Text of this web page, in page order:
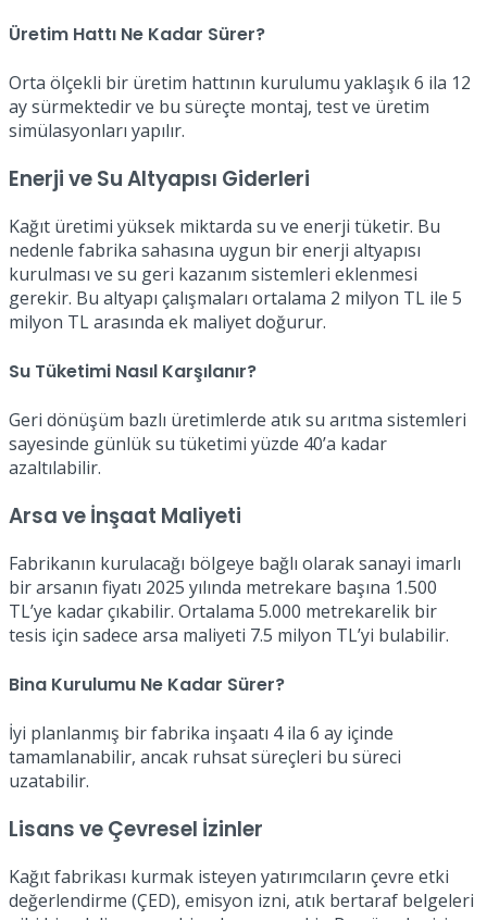
Üretim Hattı Ne Kadar Sürer?
Orta ölçekli bir üretim hattının kurulumu yaklaşık 6 ila 12
ay sürmektedir ve bu süreçte montaj, test ve üretim
simülasyonları yapılır.
Enerji ve Su Altyapısı Giderleri
Kağıt üretimi yüksek miktarda su ve enerji tüketir. Bu
nedenle fabrika sahasına uygun bir enerji altyapısı
kurulması ve su geri kazanım sistemleri eklenmesi
gerekir. Bu altyapı çalışmaları ortalama 2 milyon TL ile 5
milyon TL arasında ek maliyet doğurur.
Su Tüketimi Nasıl Karşılanır?
Geri dönüşüm bazlı üretimlerde atık su arıtma sistemleri
sayesinde günlük su tüketimi yüzde 40’a kadar
azaltılabilir.
Arsa ve İnşaat Maliyeti
Fabrikanın kurulacağı bölgeye bağlı olarak sanayi imarlı
bir arsanın fiyatı 2025 yılında metrekare başına 1.500
TL’ye kadar çıkabilir. Ortalama 5.000 metrekarelik bir
tesis için sadece arsa maliyeti 7.5 milyon TL’yi bulabilir.
Bina Kurulumu Ne Kadar Sürer?
İyi planlanmış bir fabrika inşaatı 4 ila 6 ay içinde
tamamlanabilir, ancak ruhsat süreçleri bu süreci
uzatabilir.
Lisans ve Çevresel İzinler
Kağıt fabrikası kurmak isteyen yatırımcıların çevre etki
değerlendirme (ÇED), emisyon izni, atık bertaraf belgeleri